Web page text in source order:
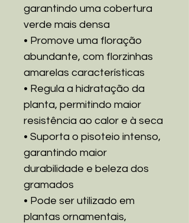
garantindo uma cobertura
verde mais densa
• Promove uma floração
abundante, com florzinhas
amarelas características
• Regula a hidratação da
planta, permitindo maior
resistência ao calor e à seca
• Suporta o pisoteio intenso,
garantindo maior
durabilidade e beleza dos
gramados
• Pode ser utilizado em
plantas ornamentais,